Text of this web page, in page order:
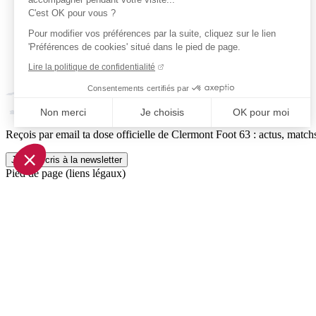
C'est OK pour vous ?
Pour modifier vos préférences par la suite, cliquez sur le lien
'Préférences de cookies' situé dans le pied de page.
Lire la politique de confidentialité
Consentements certifiés par
Non merci Je choisis OK pour moi
Axeptio consent
Plateforme de Gestion du Consentement : Personnalisez
Notre plateforme vous permet d'adapter et de gérer vos
Reçois par email ta dose officielle de Clermont Foot 63 : actus,
Je m'inscris à la newsletter
Pied de page (liens légaux)